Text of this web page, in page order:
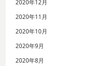
2020年12月
2020年11月
2020年10月
2020年9月
2020年8月